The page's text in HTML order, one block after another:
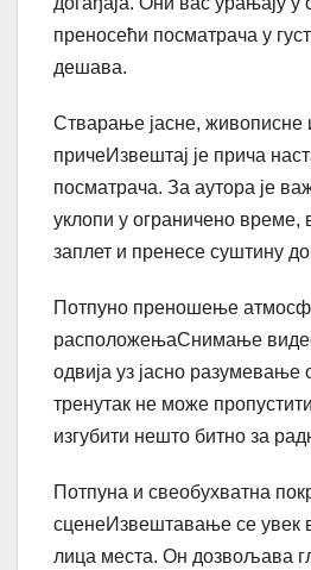
преносећи посматрача у
дешава.
Стварање јасне, живописне
причеИзвештај је прича
посматрача. За аутора је
уклопи у ограничено време,
заплет и пренесе суштину
Потпуно преношење
расположењаСнимање
одвија уз јасно разумевање
тренутак не може
изгубити нешто битно за
Потпуна и свеобухватна
сценеИзвештавање се увек
лица места. Он дозвољава